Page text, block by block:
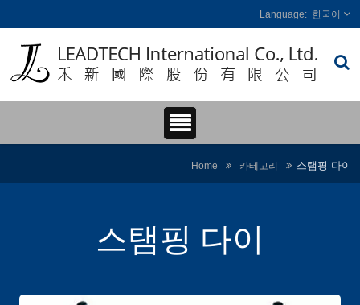
한국어
Home 카테고리 스탬핑 다이
스탬핑 다이